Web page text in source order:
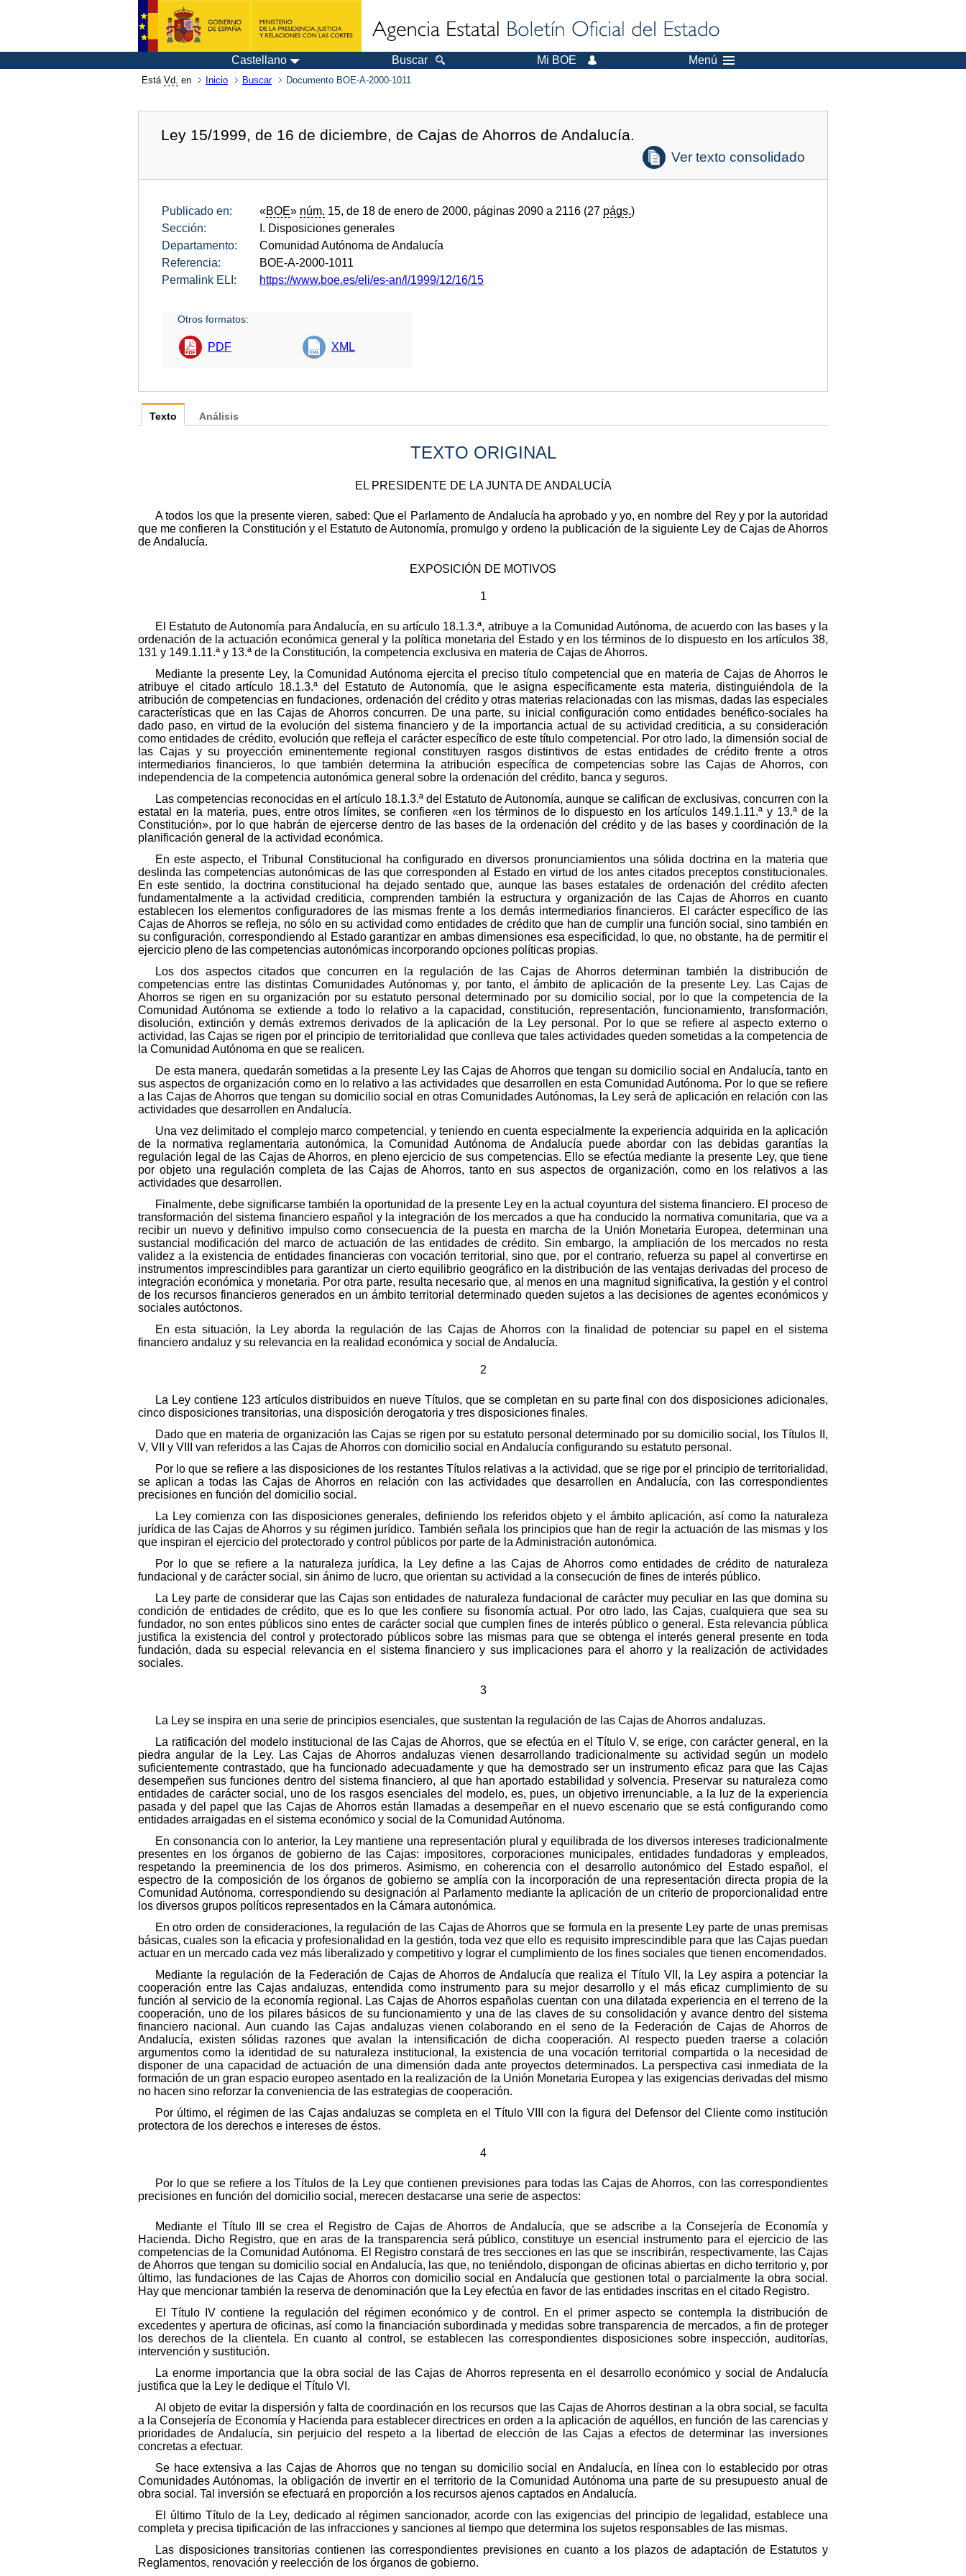
Castellano Buscar Mi BOE Menú
Está Vd. en Inicio Buscar Documento BOE-A-2000-1011
Ley 15/1999, de 16 de diciembre, de Cajas de Ahorros de Andalucía.
Ver texto consolidado
Publicado en: «BOE» núm. 15, de 18 de enero de 2000, páginas 2090 a 2116 (27 págs.)
Sección:
I. Disposiciones generales
Departamento:
Comunidad Autónoma de Andalucía
Referencia:
BOE-A-2000-1011
Permalink ELI:
https://www.boe.es/eli/es-an/l/1999/12/16/15
Otros formatos:
PDF XML
Texto
TEXTO ORIGINAL
EL PRESIDENTE DE LA JUNTA DE ANDALUCÍA
A todos los que la presente vieren, sabed: Que el Parlamento de Andalucía ha aprobado y yo, en nombre del Rey y por la autoridad
que me confieren la Constitución y el Estatuto de Autonomía, promulgo y ordeno la publicación de la siguiente Ley de Cajas de Ahorros
de Andalucía.
EXPOSICIÓN DE MOTIVOS
1
El Estatuto de Autonomía para Andalucía, en su artículo 18.1.3.ª, atribuye a la Comunidad Autónoma, de acuerdo con las bases y la
ordenación de la actuación económica general y la política monetaria del Estado y en los términos de lo dispuesto en los artículos 38,
131 y 149.1.11.ª y 13.ª de la Constitución, la competencia exclusiva en materia de Cajas de Ahorros.
Mediante la presente Ley, la Comunidad Autónoma ejercita el preciso título competencial que en materia de Cajas de Ahorros le
atribuye el citado artículo 18.1.3.ª del Estatuto de Autonomía, que le asigna específicamente esta materia, distinguiéndola de la
atribución de competencias en fundaciones, ordenación del crédito y otras materias relacionadas con las mismas, dadas las especiales
características que en las Cajas de Ahorros concurren. De una parte, su inicial configuración como entidades benéfico-sociales ha
dado paso, en virtud de la evolución del sistema financiero y de la importancia actual de su actividad crediticia, a su consideración
como entidades de crédito, evolución que refleja el carácter específico de este título competencial. Por otro lado, la dimensión social de
las Cajas y su proyección eminentemente regional constituyen rasgos distintivos de estas entidades de crédito frente a otros
intermediarios financieros, lo que también determina la atribución específica de competencias sobre las Cajas de Ahorros, con
independencia de la competencia autonómica general sobre la ordenación del crédito, banca y seguros.
Las competencias reconocidas en el artículo 18.1.3.ª del Estatuto de Autonomía, aunque se califican de exclusivas, concurren con la
estatal en la materia, pues, entre otros límites, se confieren «en los términos de lo dispuesto en los artículos 149.1.11.ª y 13.ª de la
Constitución», por lo que habrán de ejercerse dentro de las bases de la ordenación del crédito y de las bases y coordinación de la
planificación general de la actividad económica.
En este aspecto, el Tribunal Constitucional ha configurado en diversos pronunciamientos una sólida doctrina en la materia que
deslinda las competencias autonómicas de las que corresponden al Estado en virtud de los antes citados preceptos constitucionales.
En este sentido, la doctrina constitucional ha dejado sentado que, aunque las bases estatales de ordenación del crédito afecten
fundamentalmente a la actividad crediticia, comprenden también la estructura y organización de las Cajas de Ahorros en cuanto
establecen los elementos configuradores de las mismas frente a los demás intermediarios financieros. El carácter específico de las
Cajas de Ahorros se refleja, no sólo en su actividad como entidades de crédito que han de cumplir una función social, sino también en
su configuración, correspondiendo al Estado garantizar en ambas dimensiones esa especificidad, lo que, no obstante, ha de permitir el
ejercicio pleno de las competencias autonómicas incorporando opciones políticas propias.
Los dos aspectos citados que concurren en la regulación de las Cajas de Ahorros determinan también la distribución de
competencias entre las distintas Comunidades Autónomas y, por tanto, el ámbito de aplicación de la presente Ley. Las Cajas de
Ahorros se rigen en su organización por su estatuto personal determinado por su domicilio social, por lo que la competencia de la
Comunidad Autónoma se extiende a todo lo relativo a la capacidad, constitución, representación, funcionamiento, transformación,
disolución, extinción y demás extremos derivados de la aplicación de la Ley personal. Por lo que se refiere al aspecto externo o
actividad, las Cajas se rigen por el principio de territorialidad que conlleva que tales actividades queden sometidas a la competencia de
la Comunidad Autónoma en que se realicen.
De esta manera, quedarán sometidas a la presente Ley las Cajas de Ahorros que tengan su domicilio social en Andalucía, tanto en
sus aspectos de organización como en lo relativo a las actividades que desarrollen en esta Comunidad Autónoma. Por lo que se refiere
a las Cajas de Ahorros que tengan su domicilio social en otras Comunidades Autónomas, la Ley será de aplicación en relación con las
actividades que desarrollen en Andalucía.
Una vez delimitado el complejo marco competencial, y teniendo en cuenta especialmente la experiencia adquirida en la aplicación
de la normativa reglamentaria autonómica, la Comunidad Autónoma de Andalucía puede abordar con las debidas garantías la
regulación legal de las Cajas de Ahorros, en pleno ejercicio de sus competencias. Ello se efectúa mediante la presente Ley, que tiene
por objeto una regulación completa de las Cajas de Ahorros, tanto en sus aspectos de organización, como en los relativos a las
actividades que desarrollen.
Finalmente, debe significarse también la oportunidad de la presente Ley en la actual coyuntura del sistema financiero. El proceso de
transformación del sistema financiero español y la integración de los mercados a que ha conducido la normativa comunitaria, que va a
recibir un nuevo y definitivo impulso como consecuencia de la puesta en marcha de la Unión Monetaria Europea, determinan una
sustancial modificación del marco de actuación de las entidades de crédito. Sin embargo, la ampliación de los mercados no resta
validez a la existencia de entidades financieras con vocación territorial, sino que, por el contrario, refuerza su papel al convertirse en
instrumentos imprescindibles para garantizar un cierto equilibrio geográfico en la distribución de las ventajas derivadas del proceso de
integración económica y monetaria. Por otra parte, resulta necesario que, al menos en una magnitud significativa, la gestión y el control
de los recursos financieros generados en un ámbito territorial determinado queden sujetos a las decisiones de agentes económicos y
sociales autóctonos.
En esta situación, la Ley aborda la regulación de las Cajas de Ahorros con la finalidad de potenciar su papel en el sistema
financiero andaluz y su relevancia en la realidad económica y social de Andalucía.
2
La Ley contiene 123 artículos distribuidos en nueve Títulos, que se completan en su parte final con dos disposiciones adicionales,
cinco disposiciones transitorias, una disposición derogatoria y tres disposiciones finales.
Dado que en materia de organización las Cajas se rigen por su estatuto personal determinado por su domicilio social, los Títulos II,
V, VII y VIII van referidos a las Cajas de Ahorros con domicilio social en Andalucía configurando su estatuto personal.
Por lo que se refiere a las disposiciones de los restantes Títulos relativas a la actividad, que se rige por el principio de territorialidad,
se aplican a todas las Cajas de Ahorros en relación con las actividades que desarrollen en Andalucía, con las correspondientes
precisiones en función del domicilio social.
La Ley comienza con las disposiciones generales, definiendo los referidos objeto y el ámbito aplicación, así como la naturaleza
jurídica de las Cajas de Ahorros y su régimen jurídico. También señala los principios que han de regir la actuación de las mismas y los
que inspiran el ejercicio del protectorado y control públicos por parte de la Administración autonómica.
Por lo que se refiere a la naturaleza jurídica, la Ley define a las Cajas de Ahorros como entidades de crédito de naturaleza
fundacional y de carácter social, sin ánimo de lucro, que orientan su actividad a la consecución de fines de interés público.
La Ley parte de considerar que las Cajas son entidades de naturaleza fundacional de carácter muy peculiar en las que domina su
condición de entidades de crédito, que es lo que les confiere su fisonomía actual. Por otro lado, las Cajas, cualquiera que sea su
fundador, no son entes públicos sino entes de carácter social que cumplen fines de interés público o general. Esta relevancia pública
justifica la existencia del control y protectorado públicos sobre las mismas para que se obtenga el interés general presente en toda
fundación, dada su especial relevancia en el sistema financiero y sus implicaciones para el ahorro y la realización de actividades
sociales.
3
La Ley se inspira en una serie de principios esenciales, que sustentan la regulación de las Cajas de Ahorros andaluzas.
La ratificación del modelo institucional de las Cajas de Ahorros, que se efectúa en el Título V, se erige, con carácter general, en la
piedra angular de la Ley. Las Cajas de Ahorros andaluzas vienen desarrollando tradicionalmente su actividad según un modelo
suficientemente contrastado, que ha funcionado adecuadamente y que ha demostrado ser un instrumento eficaz para que las Cajas
desempeñen sus funciones dentro del sistema financiero, al que han aportado estabilidad y solvencia. Preservar su naturaleza como
entidades de carácter social, uno de los rasgos esenciales del modelo, es, pues, un objetivo irrenunciable, a la luz de la experiencia
pasada y del papel que las Cajas de Ahorros están llamadas a desempeñar en el nuevo escenario que se está configurando como
entidades arraigadas en el sistema económico y social de la Comunidad Autónoma.
En consonancia con lo anterior, la Ley mantiene una representación plural y equilibrada de los diversos intereses tradicionalmente
presentes en los órganos de gobierno de las Cajas: impositores, corporaciones municipales, entidades fundadoras y empleados,
respetando la preeminencia de los dos primeros. Asimismo, en coherencia con el desarrollo autonómico del Estado español, el
espectro de la composición de los órganos de gobierno se amplía con la incorporación de una representación directa propia de la
Comunidad Autónoma, correspondiendo su designación al Parlamento mediante la aplicación de un criterio de proporcionalidad entre
los diversos grupos políticos representados en la Cámara autonómica.
En otro orden de consideraciones, la regulación de las Cajas de Ahorros que se formula en la presente Ley parte de unas premisas
básicas, cuales son la eficacia y profesionalidad en la gestión, toda vez que ello es requisito imprescindible para que las Cajas puedan
actuar en un mercado cada vez más liberalizado y competitivo y lograr el cumplimiento de los fines sociales que tienen encomendados.
Mediante la regulación de la Federación de Cajas de Ahorros de Andalucía que realiza el Título VII, la Ley aspira a potenciar la
cooperación entre las Cajas andaluzas, entendida como instrumento para su mejor desarrollo y el más eficaz cumplimiento de su
función al servicio de la economía regional. Las Cajas de Ahorros españolas cuentan con una dilatada experiencia en el terreno de la
cooperación, uno de los pilares básicos de su funcionamiento y una de las claves de su consolidación y avance dentro del sistema
financiero nacional. Aun cuando las Cajas andaluzas vienen colaborando en el seno de la Federación de Cajas de Ahorros de
Andalucía, existen sólidas razones que avalan la intensificación de dicha cooperación. Al respecto pueden traerse a colación
argumentos como la identidad de su naturaleza institucional, la existencia de una vocación territorial compartida o la necesidad de
disponer de una capacidad de actuación de una dimensión dada ante proyectos determinados. La perspectiva casi inmediata de la
formación de un gran espacio europeo asentado en la realización de la Unión Monetaria Europea y las exigencias derivadas del mismo
no hacen sino reforzar la conveniencia de las estrategias de cooperación.
Por último, el régimen de las Cajas andaluzas se completa en el Título VIII con la figura del Defensor del Cliente como institución
protectora de los derechos e intereses de éstos.
4
Por lo que se refiere a los Títulos de la Ley que contienen previsiones para todas las Cajas de Ahorros, con las correspondientes
precisiones en función del domicilio social, merecen destacarse una serie de aspectos:
Mediante el Título III se crea el Registro de Cajas de Ahorros de Andalucía, que se adscribe a la Consejería de Economía y
Hacienda. Dicho Registro, que en aras de la transparencia será público, constituye un esencial instrumento para el ejercicio de las
competencias de la Comunidad Autónoma. El Registro constará de tres secciones en las que se inscribirán, respectivamente, las Cajas
de Ahorros que tengan su domicilio social en Andalucía, las que, no teniéndolo, dispongan de oficinas abiertas en dicho territorio y, por
último, las fundaciones de las Cajas de Ahorros con domicilio social en Andalucía que gestionen total o parcialmente la obra social.
Hay que mencionar también la reserva de denominación que la Ley efectúa en favor de las entidades inscritas en el citado Registro.
El Título IV contiene la regulación del régimen económico y de control. En el primer aspecto se contempla la distribución de
excedentes y apertura de oficinas, así como la financiación subordinada y medidas sobre transparencia de mercados, a fin de proteger
los derechos de la clientela. En cuanto al control, se establecen las correspondientes disposiciones sobre inspección, auditorías,
intervención y sustitución.
La enorme importancia que la obra social de las Cajas de Ahorros representa en el desarrollo económico y social de Andalucía
justifica que la Ley le dedique el Título VI.
Al objeto de evitar la dispersión y falta de coordinación en los recursos que las Cajas de Ahorros destinan a la obra social, se faculta
a la Consejería de Economía y Hacienda para establecer directrices en orden a la aplicación de aquéllos, en función de las carencias y
prioridades de Andalucía, sin perjuicio del respeto a la libertad de elección de las Cajas a efectos de determinar las inversiones
concretas a efectuar.
Se hace extensiva a las Cajas de Ahorros que no tengan su domicilio social en Andalucía, en línea con lo establecido por otras
Comunidades Autónomas, la obligación de invertir en el territorio de la Comunidad Autónoma una parte de su presupuesto anual de
obra social. Tal inversión se efectuará en proporción a los recursos ajenos captados en Andalucía.
El último Título de la Ley, dedicado al régimen sancionador, acorde con las exigencias del principio de legalidad, establece una
completa y precisa tipificación de las infracciones y sanciones al tiempo que determina los sujetos responsables de las mismas.
Las disposiciones transitorias contienen las correspondientes previsiones en cuanto a los plazos de adaptación de Estatutos y
Reglamentos, renovación y reelección de los órganos de gobierno.
Análisis